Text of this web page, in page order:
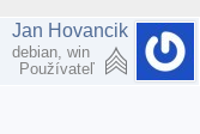
Jan Hovancik
debian, win
Používateľ